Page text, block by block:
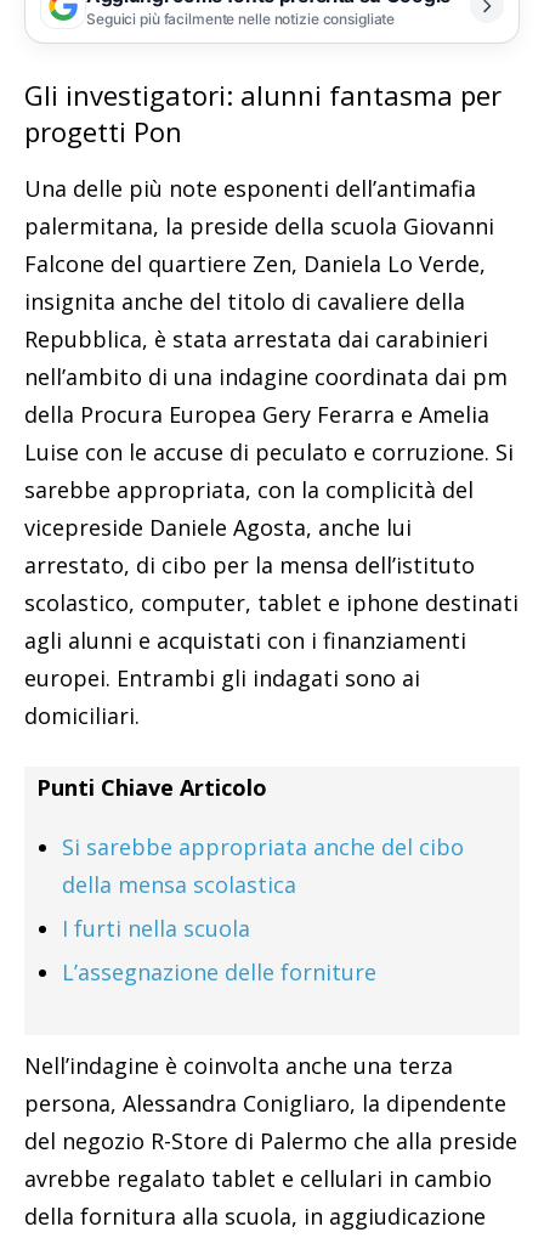
Seguici più facilmente nelle notizie consigliate
Gli investigatori: alunni fantasma per
progetti Pon
Una delle più note esponenti dell’antimafia
palermitana, la preside della scuola Giovanni
Falcone del quartiere Zen, Daniela Lo Verde,
insignita anche del titolo di cavaliere della
Repubblica, è stata arrestata dai carabinieri
nell’ambito di una indagine coordinata dai pm
della Procura Europea Gery Ferarra e Amelia
Luise con le accuse di peculato e corruzione. Si
sarebbe appropriata, con la complicità del
vicepreside Daniele Agosta, anche lui
arrestato, di cibo per la mensa dell’istituto
scolastico, computer, tablet e iphone destinati
agli alunni e acquistati con i finanziamenti
europei. Entrambi gli indagati sono ai
domiciliari.
Punti Chiave Articolo
Si sarebbe appropriata anche del cibo
della mensa scolastica
I furti nella scuola
L’assegnazione delle forniture
Nell’indagine è coinvolta anche una terza
persona, Alessandra Conigliaro, la dipendente
del negozio R-Store di Palermo che alla preside
avrebbe regalato tablet e cellulari in cambio
della fornitura alla scuola, in aggiudicazione